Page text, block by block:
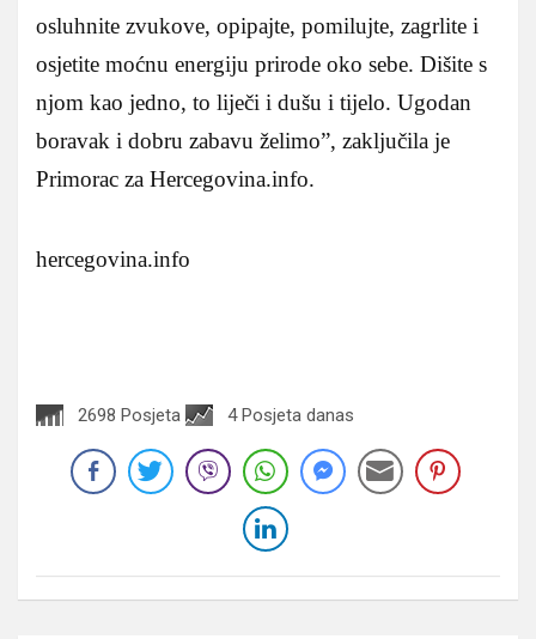
osluhnite zvukove, opipajte, pomilujte, zagrlite i
osjetite moćnu energiju prirode oko sebe. Dišite s
njom kao jedno, to liječi i dušu i tijelo. Ugodan
boravak i dobru zabavu želimo”, zaključila je
Primorac za Hercegovina.info.
hercegovina.info
2698 Posjeta 4 Posjeta danas